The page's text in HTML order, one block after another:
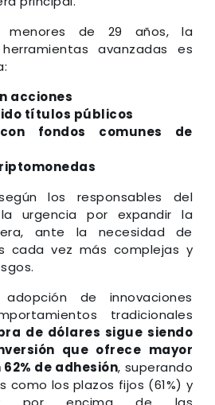
de 29 años, la
avanzadas es
acciones
títulos públicos
fondos comunes de
los responsables del
urgencia por expandir la
ante la necesidad de
cada vez más complejas y
de innovaciones
tradicionales
de dólares sigue siendo
que ofrece mayor
de adhesión, superando
como los plazos fijos (61%) y